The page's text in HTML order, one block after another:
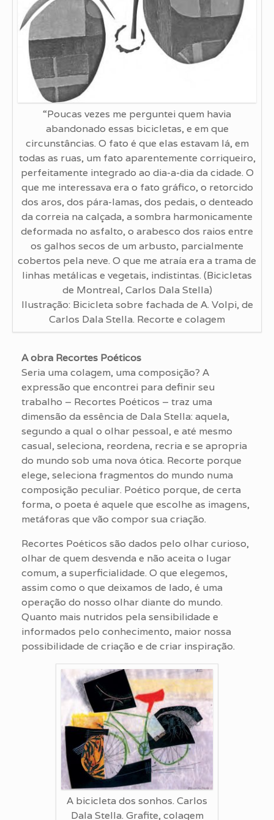
“Poucas vezes me perguntei quem havia
abandonado essas bicicletas, e em que
circunstâncias. O fato é que elas estavam lá, em
todas as ruas, um fato aparentemente corriqueiro,
perfeitamente integrado ao dia-a-dia da cidade. O
que me interessava era o fato gráfico, o retorcido
dos aros, dos pára-lamas, dos pedais, o denteado
da correia na calçada, a sombra harmonicamente
deformada no asfalto, o arabesco dos raios entre
os galhos secos de um arbusto, parcialmente
cobertos pela neve. O que me atraía era a trama de
linhas metálicas e vegetais, indistintas. (Bicicletas
de Montreal, Carlos Dala Stella)
Ilustração: Bicicleta sobre fachada de A. Volpi, de
Carlos Dala Stella. Recorte e colagem
A obra Recortes Poéticos
Seria uma colagem, uma composição? A
expressão que encontrei para definir seu
trabalho – Recortes Poéticos – traz uma
dimensão da essência de Dala Stella: aquela,
segundo a qual o olhar pessoal, e até mesmo
casual, seleciona, reordena, recria e se apropria
do mundo sob uma nova ótica. Recorte porque
elege, seleciona fragmentos do mundo numa
composição peculiar. Poético porque, de certa
forma, o poeta é aquele que escolhe as imagens,
metáforas que vão compor sua criação.
Recortes Poéticos são dados pelo olhar curioso,
olhar de quem desvenda e não aceita o lugar
comum, a superficialidade. O que elegemos,
assim como o que deixamos de lado, é uma
operação do nosso olhar diante do mundo.
Quanto mais nutridos pela sensibilidade e
informados pelo conhecimento, maior nossa
possibilidade de criação e de criar inspiração.
A bicicleta dos sonhos. Carlos
Dala Stella. Grafite, colagem